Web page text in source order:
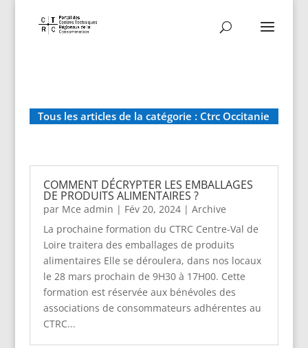
Tous les articles de la catégorie : Ctrc Occitanie
COMMENT DÉCRYPTER LES EMBALLAGES
DE PRODUITS ALIMENTAIRES ?
par Mce admin | Fév 20, 2024| Archive
La prochaine formation du CTRC Centre-Val de
Loire traitera des emballages de produits
alimentaires Elle se déroulera, dans nos locaux
le 28 mars prochain de 9H30 à 17H00. Cette
formation est réservée aux bénévoles des
associations de consommateurs adhérentes au
CTRC...